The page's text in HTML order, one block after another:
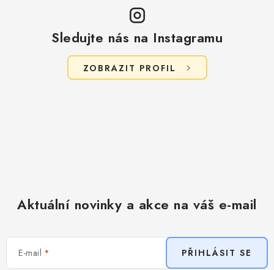
Sledujte nás na Instagramu
ZOBRAZIT PROFIL
Aktuální novinky a akce na váš e-mail
E-mail PŘIHLÁSIT SE